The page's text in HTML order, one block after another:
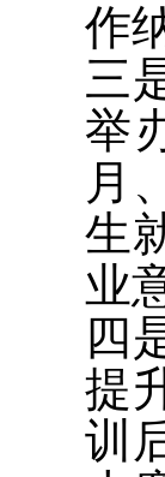
作
三
举
月
生
业
四
提
训